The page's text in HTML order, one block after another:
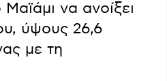
να ανοίξει
ύψους 26,6
με τη